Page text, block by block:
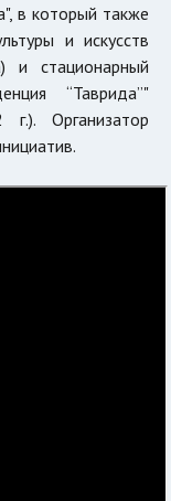
в который также
и искусств
стационарный
“Таврида”"
Организатор